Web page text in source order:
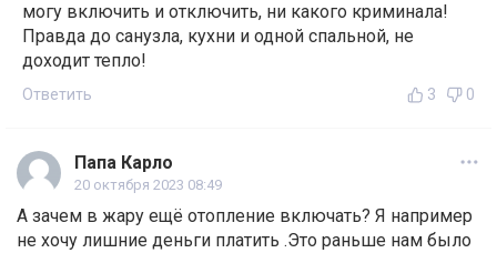
могу включить и отключить, ни какого криминала!
Правда до санузла, кухни и одной спальной, не
доходит тепло!
Ответить 3 0
Папа Карло
20 октября 2023 08:49
А зачем в жару ещё отопление включать? Я например
не хочу лишние деньги платить .Это раньше нам было